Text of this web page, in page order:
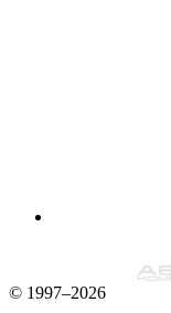
© 1997–2026